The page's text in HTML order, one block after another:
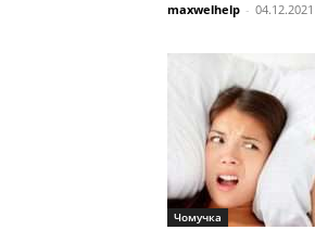
maxwelhelp - 04.12.2021
Чомучка